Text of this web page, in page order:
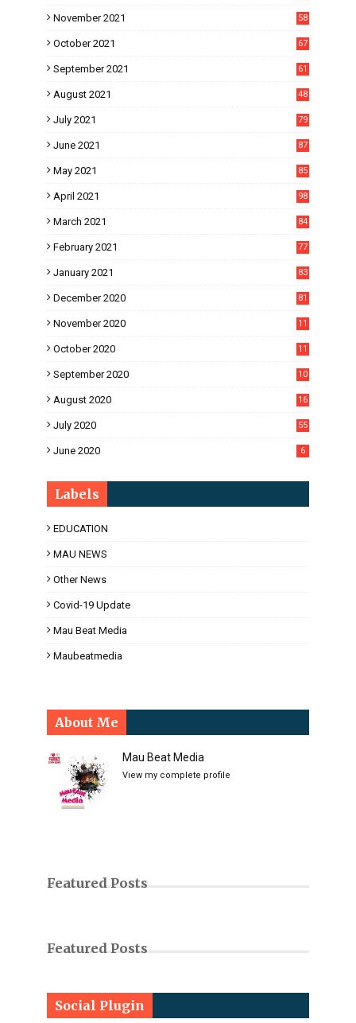
November 2021 58
October 2021 67
September 2021 61
August 2021 48
July 2021 79
June 2021 87
May 2021 85
April 2021 98
March 2021 84
February 2021 77
January 2021 83
December 2020 81
November 2020
11
October 2020
11
September 2020
10
August 2020
16
July 2020 55
June 2020 6
Labels
EDUCATION
MAU NEWS
Other News
Covid-19 Update
Mau Beat Media
Maubeatmedia
About Me
Mau Beat Media
View my complete profile
Featured Posts
Featured Posts
Social Plugin